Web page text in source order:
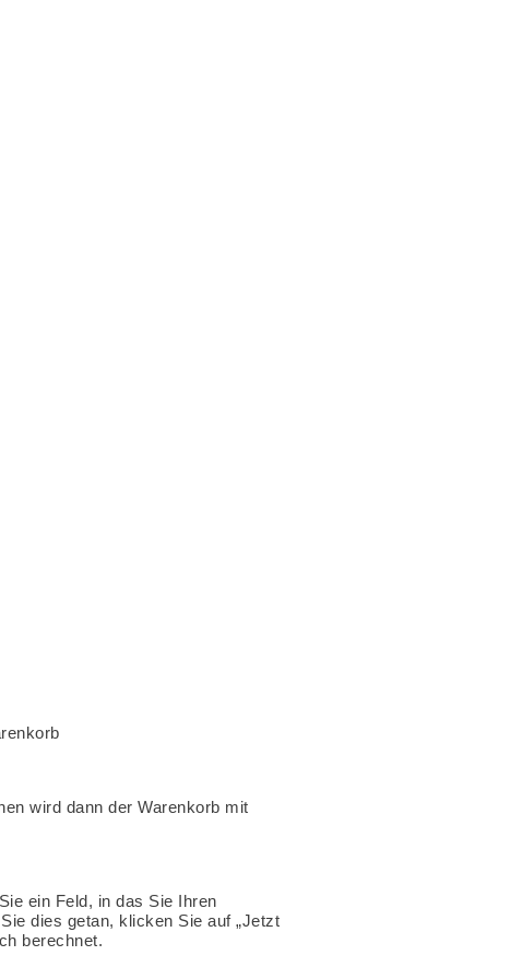
wird dann der Warenkorb mit
ein Feld, in das Sie Ihren
dies getan, klicken Sie auf „Jetzt
berechnet.